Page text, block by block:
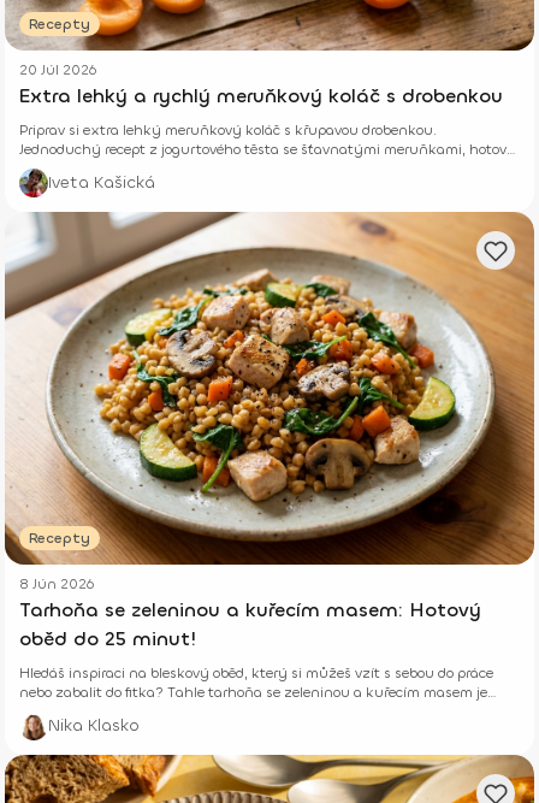
Recepty
20 Júl 2026
Extra lehký a rychlý meruňkový koláč s drobenkou
Priprav si extra lehký meruňkový koláč s křupavou drobenkou.
Jednoduchý recept z jogurtového těsta se šťavnatými meruňkami, hotový
z pár surovin.
Iveta Kašická
Recepty
8 Jún 2026
Tarhoňa se zeleninou a kuřecím masem: Hotový
oběd do 25 minut!
Hledáš inspiraci na bleskový oběd, který si můžeš vzít s sebou do práce
nebo zabalit do fitka? Tahle tarhoňa se zeleninou a kuřecím masem je
skutečná trefa do černého.
Nika Klasko